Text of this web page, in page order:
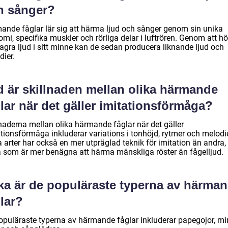
sånger?
fåglar lär sig att härma ljud och sånger genom sin unika
specifika muskler och rörliga delar i luftrören. Genom att
ljud i sitt minne kan de sedan producera liknande ljud och
är skillnaden mellan olika härmande
när det gäller imitationsförmåga?
mellan olika härmande fåglar när det gäller
inkluderar variations i tonhöjd, rytmer och
arter har också en mer utpräglad teknik för imitation än andra,
som är mer benägna att härma mänskliga röster än fågelljud.
är de populäraste typerna av
typerna av härmande fåglar inkluderar papegojor,